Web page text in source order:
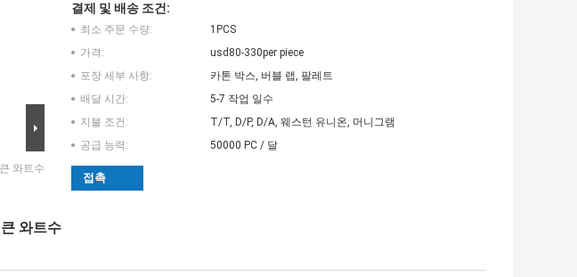
와트수
결제 및 배송 조건:
최소 주문 수량:
1PCS
가격:
usd80-330per piece
포장 세부 사항:
카톤 박스, 버블 랩, 팔레트
배달 시간:
5-7 작업 일수
지불 조건:
T/T, D/P, D/A, 웨스턴 유니온, 머니그램
공급 능력:
50000 PC / 달
접촉
와트수